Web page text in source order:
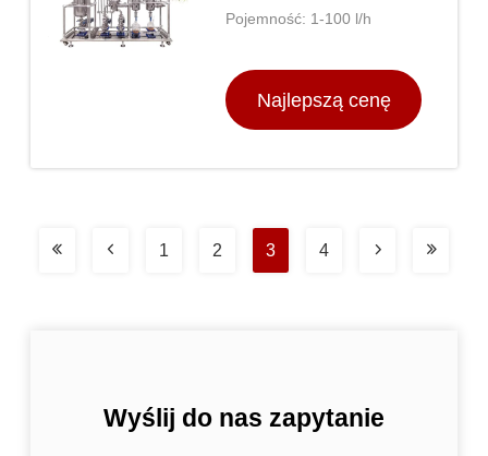
molekularne
pestycydów
chemiczny, przemysł
spożywczy
Pojemność: 1-100 l/h
Najlepszą cenę
1 2 3 4
Wyślij do nas zapytanie